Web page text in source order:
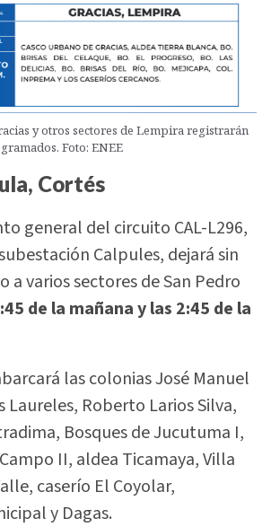
y otros sectores de Lempira registrarán
Foto: ENEE
Cortés
general del circuito CAL-L296,
Calpules, dejará sin
a varios sectores de San Pedro
de la mañana y las 2:45 de la
las colonias José Manuel
Laureles, Roberto Larios Silva,
Bosques de Jucutuma I,
II, aldea Ticamaya, Villa
caserío El Coyolar,
y Dagas.